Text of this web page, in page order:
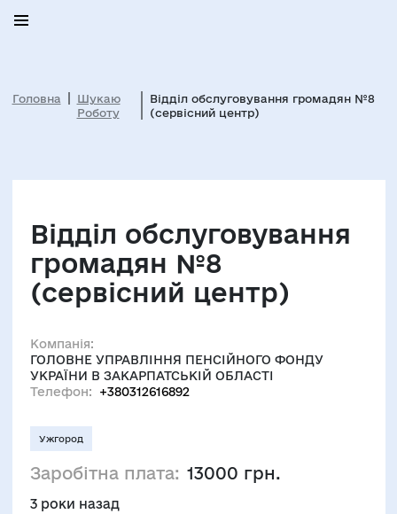
Головна
Шукаю
Роботу
Відділ обслуговування громадян №8
(сервісний центр)
Відділ обслуговування
громадян №8
(сервісний центр)
Компанія:
ГОЛОВНЕ УПРАВЛІННЯ ПЕНСІЙНОГО ФОНДУ
УКРАЇНИ В ЗАКАРПАТСЬКІЙ ОБЛАСТІ
Телефон:
+380312616892
Ужгород
Заробітна плата: 13000 грн.
3 роки назад